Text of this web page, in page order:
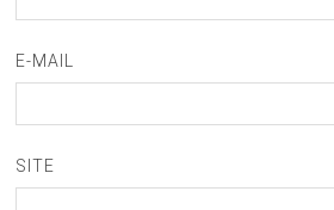
E-MAIL
SITE